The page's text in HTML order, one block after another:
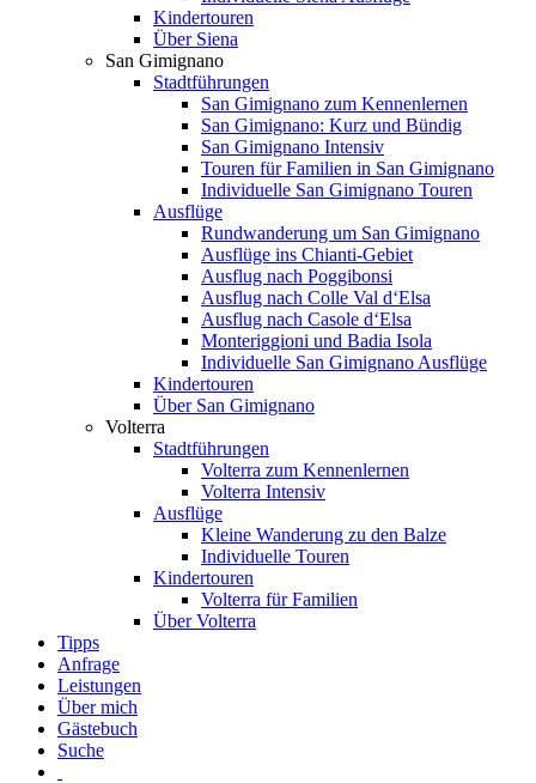
Kindertouren
Über Siena
San Gimignano
Stadtführungen
San Gimignano zum Kennenlernen
San Gimignano: Kurz und Bündig
San Gimignano Intensiv
Touren für Familien in San Gimignano
Individuelle San Gimignano Touren
Ausflüge
Rundwanderung um San Gimignano
Ausflüge ins Chianti-Gebiet
Ausflug nach Poggibonsi
Ausflug nach Colle Val d‘Elsa
Ausflug nach Casole d‘Elsa
Monteriggioni und Badia Isola
Individuelle San Gimignano Ausflüge
Kindertouren
Über San Gimignano
Volterra
Stadtführungen
Volterra zum Kennenlernen
Volterra Intensiv
Ausflüge
Kleine Wanderung zu den Balze
Individuelle Touren
Kindertouren
Volterra für Familien
Über Volterra
Tipps
Anfrage
Leistungen
Über mich
Gästebuch
Suche